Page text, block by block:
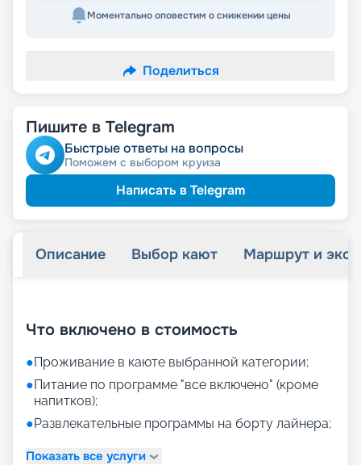
Моментально оповестим о снижении цены
Поделиться
Пишите в Telegram
Быстрые ответы на вопросы
Поможем с выбором круиза
Написать в Telegram
Описание Выбор кают Маршрут и
Что включено в стоимость
●Проживание в каюте выбранной категории;
●Питание по программе "все включено" (кроме
напитков);
●Развлекательные программы на борту лайнера;
Показать все услуги